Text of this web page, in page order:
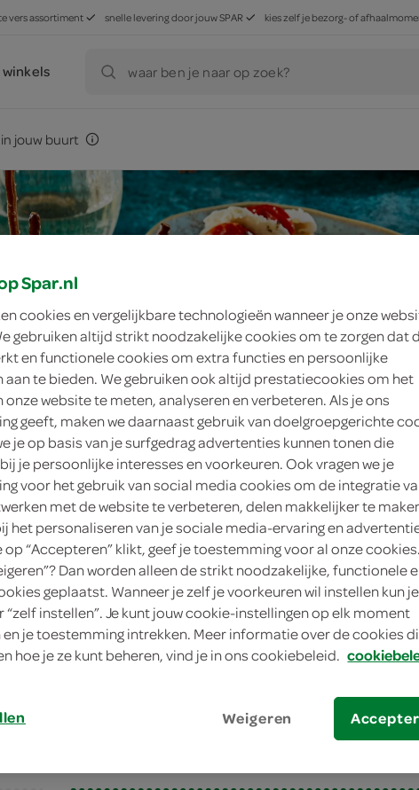
vers assortiment snelle levering door jouw SPAR kies zelf je bezorg- of
winkels waar ben je naar op zoek?
jouw buurt
gemiddeld
30 min.
klein gerecht, klein gerecht/hapje,
‘tricolore’
‘tricolore’
Spar.nl
cookies en vergelijkbare technologieën wanneer je onze
gebruiken altijd strikt noodzakelijke cookies om te zorgen dat
en functionele cookies om extra functies en persoonlijke
aan te bieden. We gebruiken ook altijd prestatiecookies om het
onze website te meten, analyseren en verbeteren. Als je ons
geeft, maken we daarnaast gebruik van doelgroepgerichte
je op basis van je surfgedrag advertenties kunnen tonen die
je persoonlijke interesses en voorkeuren. Ook vragen we je
voor het gebruik van social media cookies om de integratie
met de website te verbeteren, delen makkelijker te
het personaliseren van je sociale media-ervaring en
op “Accepteren” klikt, geef je toestemming voor al onze
Dan worden alleen de strikt noodzakelijke, functionele
geplaatst. Wanneer je zelf je voorkeuren wil instellen kun je
“zelf instellen”. Je kunt jouw cookie-instellingen op elk moment
en je toestemming intrekken. Meer informatie over de cookies
hoe je ze kunt beheren, vind je in ons cookiebeleid.
Weigeren